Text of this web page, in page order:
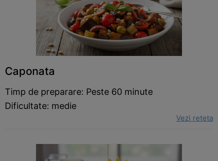
Caponata
Timp de preparare: Peste 60 minute
Dificultate: medie
Vezi reteta